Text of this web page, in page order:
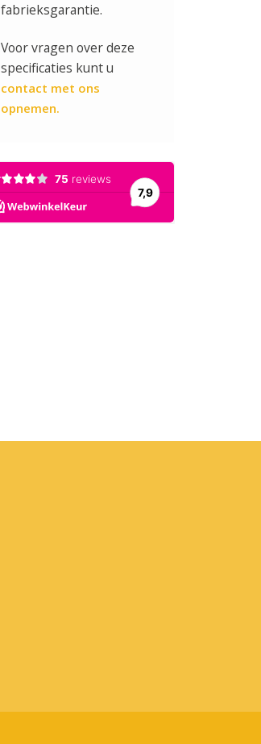
fabrieksgarantie.
Voor vragen over deze
specificaties kunt u
contact met ons
opnemen.